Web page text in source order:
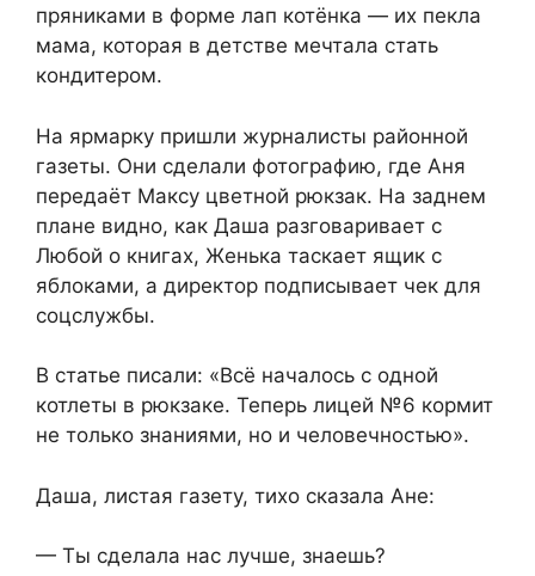
пряниками в форме лап котёнка — их пекла
мама, которая в детстве мечтала стать
кондитером.
На ярмарку пришли журналисты районной
газеты. Они сделали фотографию, где Аня
передаёт Максу цветной рюкзак. На заднем
плане видно, как Даша разговаривает с
Любой о книгах, Женька таскает ящик с
яблоками, а директор подписывает чек для
соцслужбы.
В статье писали: «Всё началось с одной
котлеты в рюкзаке. Теперь лицей №6 кормит
не только знаниями, но и человечностью».
Даша, листая газету, тихо сказала Ане:
— Ты сделала нас лучше, знаешь?